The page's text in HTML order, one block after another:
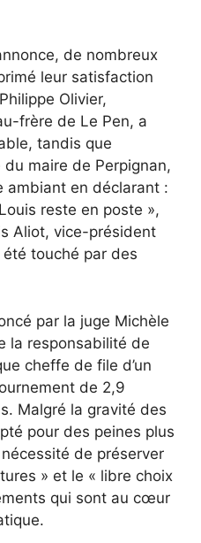
de nombreux
leur satisfaction
Olivier,
frère de Le Pen, a
tandis que
maire de Perpignan,
ambiant en déclarant :
reste en poste »,
Aliot, vice-président
touché par des
par la juge Michèle
la responsabilité de
cheffe de file d’un
de 2,9
Malgré la gravité des
pour des peines plus
de préserver
» et le « libre choix
qui sont au cœur